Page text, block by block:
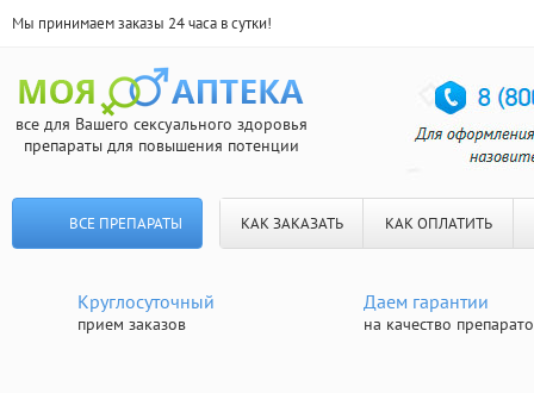
Мы принимаем заказы 24 часа в сутки!
все для Вашего сексуального здоровья
препараты для повышения потенции
ВСЕ ПРЕПАРАТЫ КАК ЗАКАЗАТЬ КАК ОПЛАТИТЬ
Круглосуточный
прием заказов
Даем гарантии
на качество